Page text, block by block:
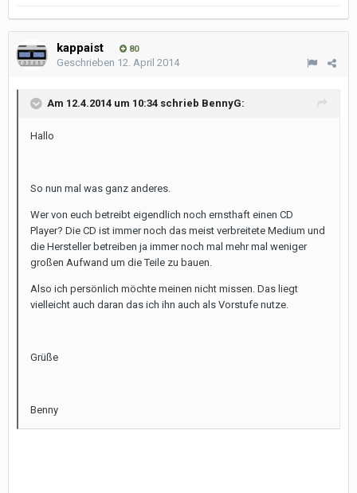
kappaist 80
Geschrieben 12. April 2014
Am 12.4.2014 um 10:34 schrieb BennyG:
Hallo
So nun mal was ganz anderes.
Wer von euch betreibt eigendlich noch ernsthaft einen CD
Player? Die CD ist immer noch das meist verbreitete Medium und
die Hersteller betreiben ja immer noch mal mehr mal weniger
großen Aufwand um die Teile zu bauen.
Also ich persönlich möchte meinen nicht missen. Das liegt
vielleicht auch daran das ich ihn auch als Vorstufe nutze.
Grüße
Benny